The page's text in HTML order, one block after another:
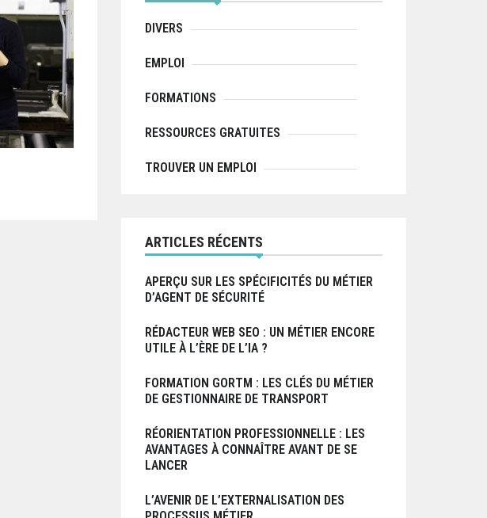
:DIVERS
EMPLOI
FORMATIONS
RESSOURCES GRATUITES
TROUVER UN EMPLOI
ARTICLES RÉCENTS
APERÇU SUR LES SPÉCIFICITÉS DU MÉTIER
D’AGENT DE SÉCURITÉ
RÉDACTEUR WEB SEO : UN MÉTIER ENCORE
UTILE À L’ÈRE DE L’IA ?
FORMATION GORTM : LES CLÉS DU MÉTIER
DE GESTIONNAIRE DE TRANSPORT
RÉORIENTATION PROFESSIONNELLE : LES
AVANTAGES À CONNAÎTRE AVANT DE SE
LANCER
L’AVENIR DE L’EXTERNALISATION DES